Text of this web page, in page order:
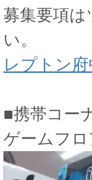
募集要項
い。
レプトン
■携帯コー
ゲームフ